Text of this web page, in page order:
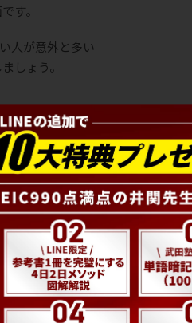
す。
人が意外と多い
しょう。
状況は様々です。
」など、聞き手に何かしらのア
を把握しましょう。
知など。
さい」や「年末セールで◯◯が